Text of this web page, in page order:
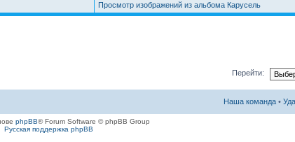
Просмотр изображений из альбома Карусель
Перейти:
Наша команда •
phpBB® Forum Software © phpBB Group
Русская поддержка phpBB